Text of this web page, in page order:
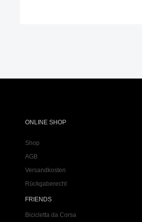
ONLINE SHOP
Shop
AGB
Versandkosten
Rückgaberecht
FRIENDS
Bicicletta da Corsa